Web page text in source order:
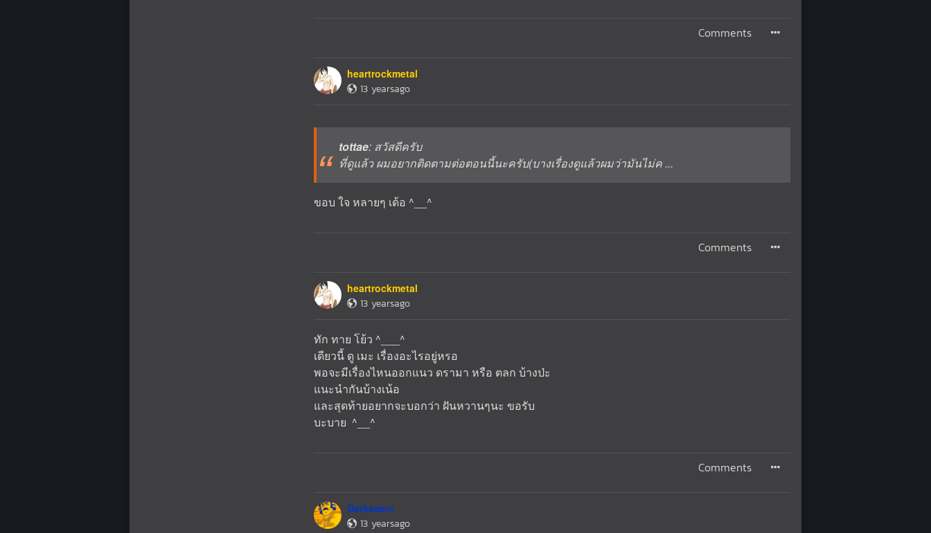
Comments
heartrockmetal
13 yearsago
tottae: สวัสดีครับ
ที่ดูแล้ว ผมอยากติดตามต่อตอนนี้นะครับ(บางเรื่องดูแล้วผมว่ามันไม่ค ...
ขอบ ใจ หลายๆ เด้อ ^__^
Comments
heartrockmetal
13 yearsago
ทัก ทาย โย้ว ^___^
เดียวนี้ ดู เมะ เรื่องอะไรอยู่หรอ
พอจะมีเรื่องไหนออกแนว ดรามา หรือ ตลก บ้างป่ะ
แนะนำกันบ้างเน้อ
และสุดท้ายอยากจะบอกว่า ฝันหวานๆนะ ขอรับ
บะบาย ^__^
Comments
Darkseerc
13 yearsago